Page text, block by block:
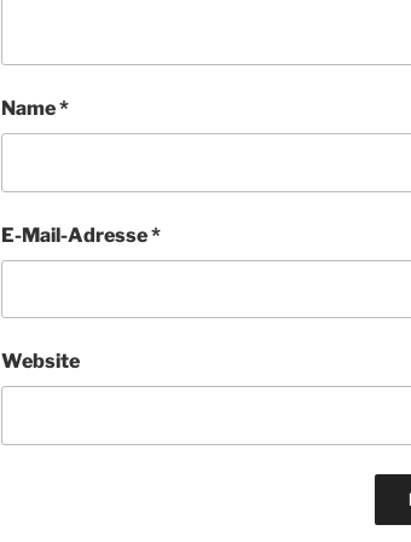
Name*
E-Mail-Adresse*
Website